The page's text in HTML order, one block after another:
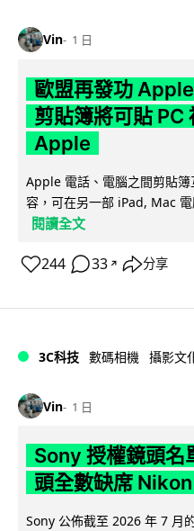
Vin 1 日
歐盟再發功
剪貼簿將可貼 PC
Apple
Apple 電話、電腦之間剪貼
容，可在另一部 iPad, Mac
閱讀全文
244 33 ↗ 分享
3C科技 數碼相機 攝影文
Vin 1 日
Sony 授權鏡頭名
頭全數缺席
Sony 公佈截至 2026 年 7 月